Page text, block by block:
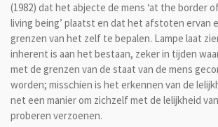
(1982) dat het abjecte de mens ‘at the border
living being’ plaatst en dat het afstoten ervan
grenzen van het zelf te bepalen. Lampe laat
inherent is aan het bestaan, zeker in tijden
met de grenzen van de staat van de mens
worden; misschien is het erkennen van de
net een manier om zichzelf met de lelijkheid
proberen verzoenen.